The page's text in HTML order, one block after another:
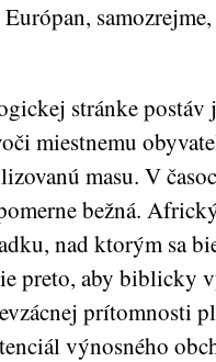
stránke postáv
miestnemu
masu. V
bežná.
nad ktorým sa
preto, aby biblicky
prítomnosti
výnosného